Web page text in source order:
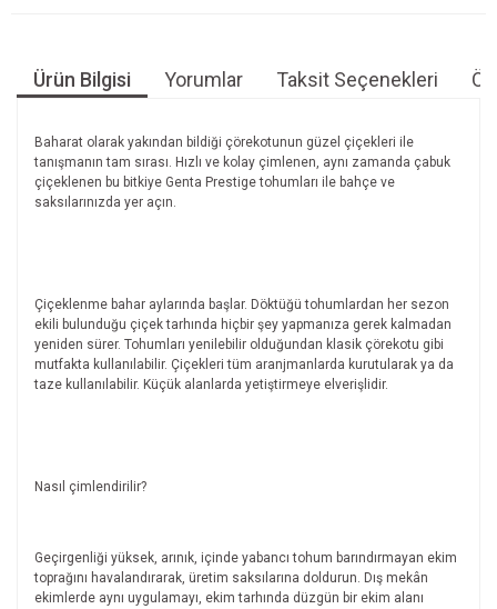
Ürün Bilgisi Yorumlar Taksit Seçenekleri
Baharat olarak yakından bildiği çörekotunun güzel çiçekleri ile
tanışmanın tam sırası. Hızlı ve kolay çimlenen, aynı zamanda çabuk
çiçeklenen bu bitkiye Genta Prestige tohumları ile bahçe ve
saksılarınızda yer açın.
Çiçeklenme bahar aylarında başlar. Döktüğü tohumlardan her sezon
ekili bulunduğu çiçek tarhında hiçbir şey yapmanıza gerek kalmadan
yeniden sürer. Tohumları yenilebilir olduğundan klasik çörekotu gibi
mutfakta kullanılabilir. Çiçekleri tüm aranjmanlarda kurutularak ya da
taze kullanılabilir. Küçük alanlarda yetiştirmeye elverişlidir.
Nasıl çimlendirilir?
Geçirgenliği yüksek, arınık, içinde yabancı tohum barındırmayan ekim
toprağını havalandırarak, üretim saksılarına doldurun. Dış mekân
ekimlerde aynı uygulamayı, ekim tarhında düzgün bir ekim alanı